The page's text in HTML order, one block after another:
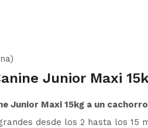
Junior Maxi
Junior Maxi 15kg a un
desde los 2 hasta los